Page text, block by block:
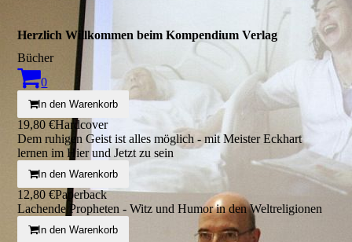
Herzlich Willkommen beim Kompendium Verlag
Bücher
0
In den Warenkorb
19,80 €Hardcover
Dem ruhigen Geist ist alles möglich - mit Meister Eckhart
lernen im Hier und Jetzt zu sein
In den Warenkorb
12,80 €Paperback
Lachende Propheten - Witz und Humor in den Weltreligionen
In den Warenkorb